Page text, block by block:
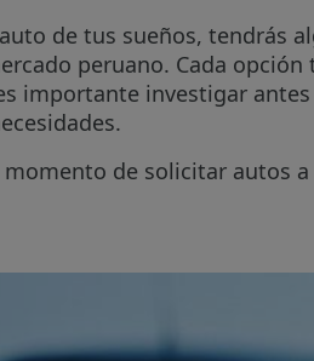
de tus sueños, tendrás
peruano. Cada
importante investigar
de solicitar autos